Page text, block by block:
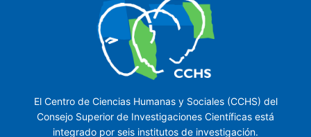
El Centro de Ciencias Humanas y Sociales (CCHS) del
Consejo Superior de Investigaciones Científicas está
integrado por seis institutos de investigación.